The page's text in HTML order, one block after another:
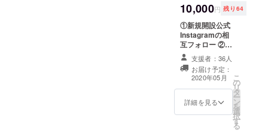
ウント名を明記
ください 必要の
ない場合は「必
要無し」と明記
ください
10,000円 残り64
①新規開設公式
Instagramの相
互フォロー ②企
画撮影の同伴券
＆企画の提案券
③記念撮影
ーーーーーーー
ーーーーーーー
ーーーーーーー
支援者：36人
お届け予定：
2020年05月
詳細を見る
こ
の
リ
タ
ー
ン
を
選
択
す
る